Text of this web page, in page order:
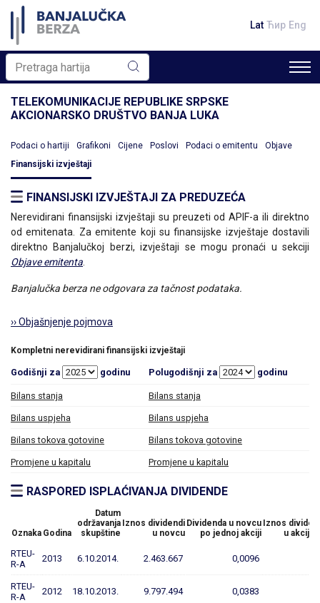
Lat Ћир Eng
TELEKOMUNIKACIJE REPUBLIKE SRPSKE
AKCIONARSKO DRUŠTVO BANJA LUKA
Podaci o hartiji Grafikoni Cijene Poslovi Podaci o emitentu
Objave
Finansijski izvještaji
FINANSIJSKI IZVJEŠTAJI ZA PREDUZEĆA
Nerevidirani finansijski izvještaji su preuzeti od APIF-a ili direktno
od emitenata. Za emitente koji su finansijske izvještaje dostavili
direktno Banjalučkoj berzi, izvještaji se mogu pronaći u sekciji
Objave emitenta
Banjalučka berza ne odgovara za tačnost podataka.
›› Objašnjenje pojmova
Kompletni nerevidirani finansijski izvještaji
Godišnji za godinu Polugodišnji za godinu
Bilans stanja Bilans stanja
Bilans uspjeha Bilans uspjeha
Bilans tokova gotovine Bilans tokova gotovine
Promjene u kapitalu Promjene u kapitalu
RASPORED ISPLAĆIVANJA DIVIDENDE
Oznaka Godina
Datum
održavanja
skupštine
Iznos dividendi
u novcu
Dividenda u novcu
po jednoj akciji
Iznos
u
RTEU-
R-A
2013 6.10.2014. 2.463.667 0,0096
RTEU-
R-A
2012 18.10.2013. 9.797.494 0,0383